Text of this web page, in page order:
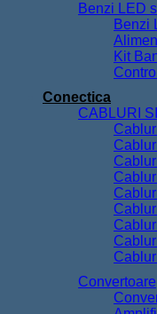
Benzi LED
Benzi
Kit
Conectica
CABLURI